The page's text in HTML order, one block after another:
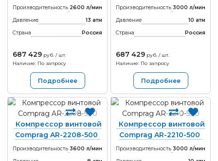
Производительность 2600 л/мин
Давление
13 атм
Страна
Россия
687 429 руб. / шт.
Наличие: По запросу
Подробнее
Производительность 3000 л/мин
Давление
10 атм
Страна
Россия
687 429 руб. / шт.
Наличие: По запросу
Подробнее
Компрессор винтовой
Comprag AR-2208-500
Производительность 3600 л/мин
Компрессор винтовой
Comprag AR-2210-500
Производительность 3000 л/мин